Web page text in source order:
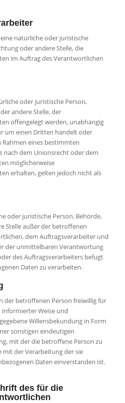
natürliche oder juristische
oder andere Stelle, die
im Auftrag des Verantwortlichen
oder juristische Person,
andere Stelle, der
offengelegt werden, unabhängig
um einen Dritten handelt oder
eines bestimmten
nach dem Unionsrecht oder dem
möglicherweise
erhalten, gelten jedoch nicht als
oder juristische Person, Behörde,
Stelle außer der betroffenen
dem Auftragsverarbeiter und
der unmittelbaren Verantwortung
des Auftragsverarbeiters befugt
Daten zu verarbeiten.
der betroffenen Person freiwillig für
Weise und
Willensbekundung in Form
sonstigen eindeutigen
mit der die betroffene Person zu
mit der Verarbeitung der sie
Daten einverstanden ist.
des für die